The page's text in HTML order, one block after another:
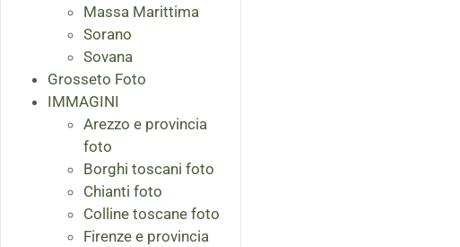
Massa Marittima
Sorano
Sovana
Grosseto Foto
IMMAGINI
Arezzo e provincia
foto
Borghi toscani foto
Chianti foto
Colline toscane foto
Firenze e provincia